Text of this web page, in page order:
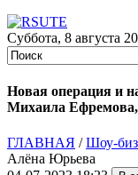
Суббота, 8 августа
Новая операция и
Михаила
ГЛАВНАЯ /Шоу-
Алёна Юрьева